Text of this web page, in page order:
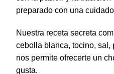
preparado con una
Nuestra receta secreta
cebolla blanca, tocino, sal,
nos permite ofrecerte un
gusta.